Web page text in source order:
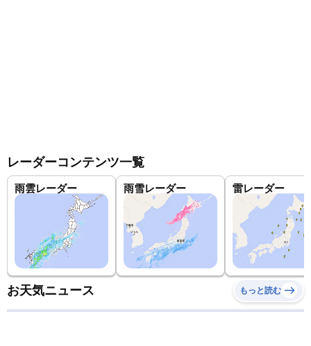
レーダーコンテンツ一覧
雨雲レーダー 雨雪レーダー 雷レーダー
お天気ニュース もっと読む